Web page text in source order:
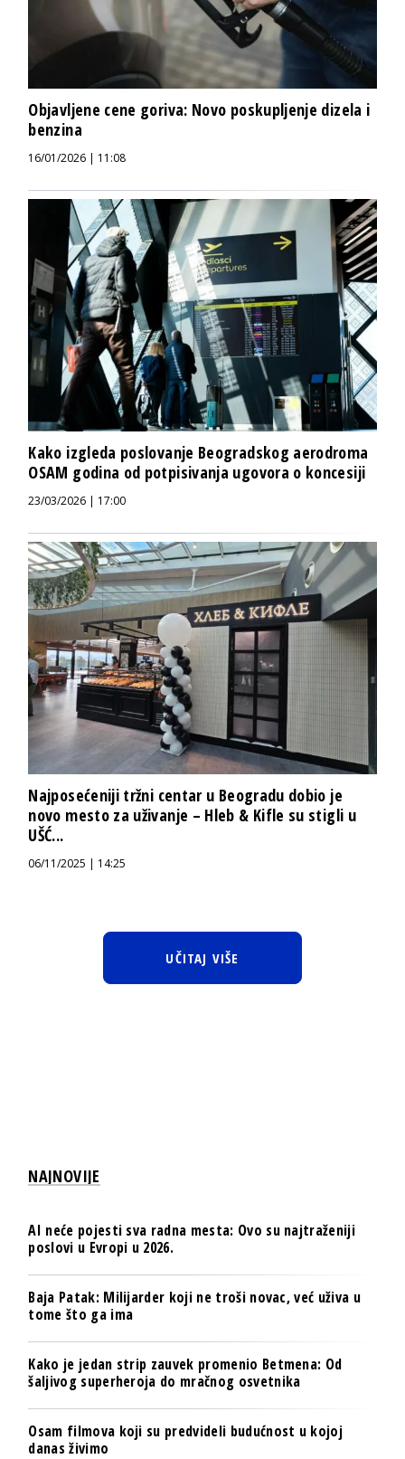
Objavljene cene goriva: Novo poskupljenje dizela i
benzina
16/01/2026 | 11:08
Kako izgleda poslovanje Beogradskog aerodroma
OSAM godina od potpisivanja ugovora o koncesiji
23/03/2026 | 17:00
Najposećeniji tržni centar u Beogradu dobio je
novo mesto za uživanje – Hleb & Kifle su stigli u
UŠĆ...
06/11/2025 | 14:25
UČITAJ VIŠE
NAJNOVIJE
AI neće pojesti sva radna mesta: Ovo su najtraženiji
poslovi u Evropi u 2026.
Baja Patak: Milijarder koji ne troši novac, već uživa u
tome što ga ima
Kako je jedan strip zauvek promenio Betmena: Od
šaljivog superheroja do mračnog osvetnika
Osam filmova koji su predvideli budućnost u kojoj
danas živimo